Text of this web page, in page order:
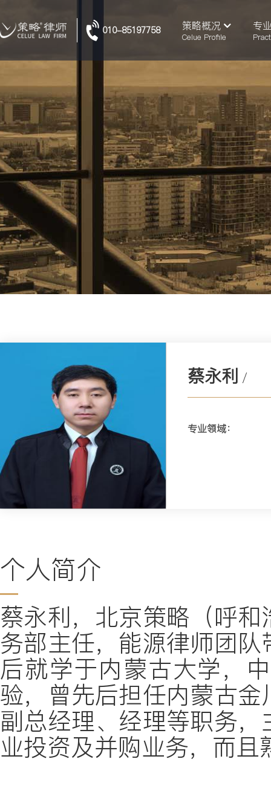
010-85197758 策略概况
Celue Profile
专
蔡永利 /
专业领域：
个人简介
蔡永利，北京策略（呼
务部主任，能源律师团
后就学于内蒙古大学，
验，曾先后担任内蒙古
副总经理、经理等职务
业投资及并购业务，而